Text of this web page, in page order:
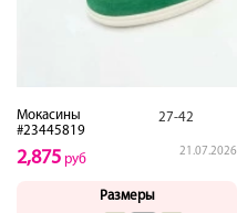
Мокасины
#23445819
27-42
21.07.2026
2,875 руб
Размеры